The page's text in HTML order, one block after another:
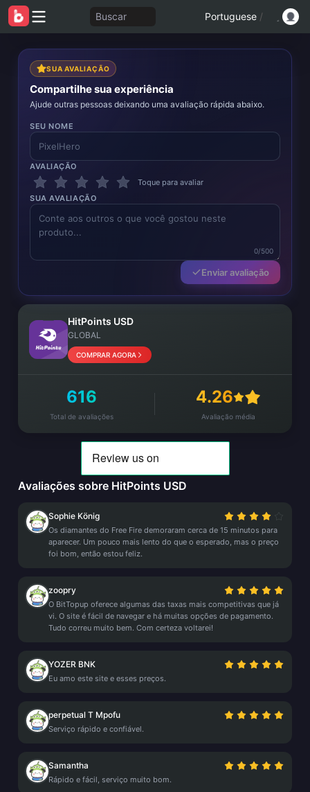
Buscar Portuguese /
SUA AVALIAÇÃO
Compartilhe sua experiência
Ajude outras pessoas deixando uma avaliação rápida abaixo.
SEU NOME
AVALIAÇÃO
Toque para avaliar
SUA AVALIAÇÃO
0/500
Enviar avaliação
HitPoints USD
GLOBAL
COMPRAR AGORA
616
Total de avaliações
4.26
Avaliação média
Avaliações sobre HitPoints USD
Sophie König
Os diamantes do Free Fire demoraram cerca de 15 minutos para
aparecer. Um pouco mais lento do que o esperado, mas o preço
foi bom, então estou feliz.
zoopry
O BitTopup oferece algumas das taxas mais competitivas que já
vi. O site é fácil de navegar e há muitas opções de pagamento.
Tudo correu muito bem. Com certeza voltarei!
YOZER BNK
Eu amo este site e esses preços.
perpetual T Mpofu
Serviço rápido e confiável.
Samantha
Rápido e fácil, serviço muito bom.